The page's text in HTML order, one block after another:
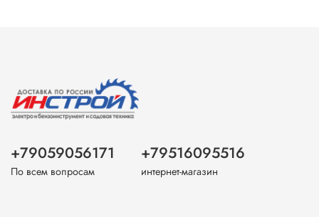
+79059056171
По всем вопросам
+79516095516
интернет-магазин